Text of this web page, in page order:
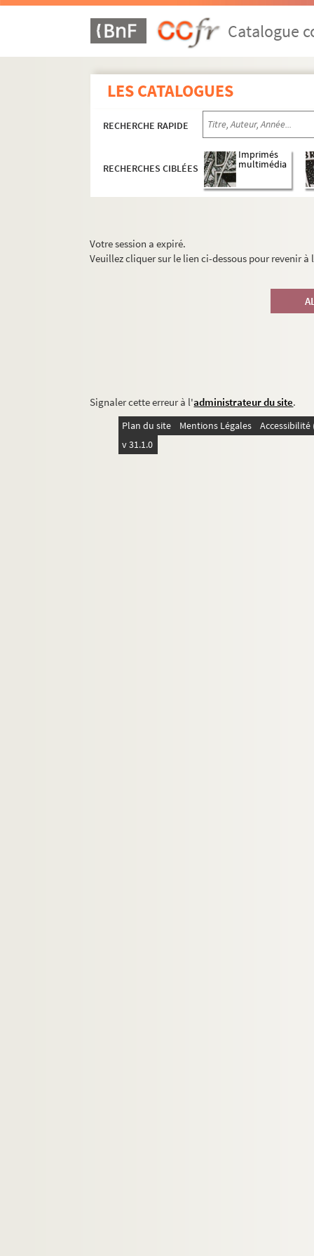
Catalogue
LES CATALOGUES
RECHERCHE RAPIDE
RECHERCHES CIBLÉES
Imprimés
multimédia
Votre session a expiré.
Veuillez cliquer sur le lien ci-dessous pour revenir
Signaler cette erreur à l'administrateur du site.
Plan du site Mentions Légales
v 31.1.0